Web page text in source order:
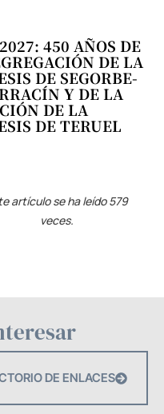
450 AÑOS DE
DE LA
DE SEGORBE-
Y DE LA
DE LA
DE TERUEL
artículo se ha leído 579
veces.
DE ENLACES